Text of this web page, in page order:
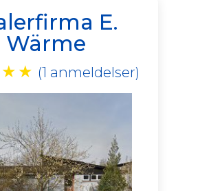
E.
Wärme
★ ★ (1 anmeldelser)